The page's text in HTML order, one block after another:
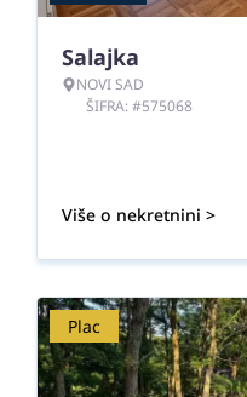
Salajka
NOVI SAD
ŠIFRA: #575068
Više o nekretnini >
Plac